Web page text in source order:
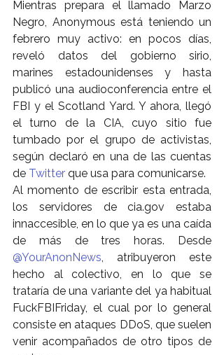
Mientras prepara el llamado Marzo
Negro, Anonymous está teniendo un
febrero muy activo: en pocos días,
reveló datos del gobierno sirio,
marines estadounidenses y hasta
publicó una audioconferencia entre el
FBI y el Scotland Yard. Y ahora, llegó
el turno de la CIA, cuyo sitio fue
tumbado por el grupo de activistas,
según declaró en una de las cuentas
de Twitter que usa para comunicarse.
Al momento de escribir esta entrada,
los servidores de cia.gov estaba
innaccesible, en lo que ya es una caída
@YourAnonNews, atribuyeron este
hecho al colectivo, en lo que se
trataría de una variante del ya habitual
FuckFBIFriday, el cual por lo general
consiste en ataques DDoS, que suelen
venir acompañados de otro tipos de